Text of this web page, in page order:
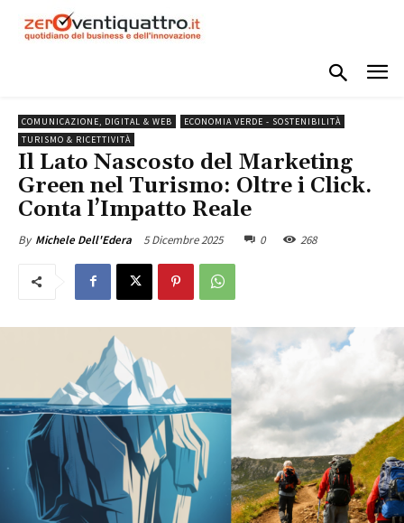
COMUNICAZIONE, DIGITAL & WEB
ECONOMIA VERDE - SOSTENIBILITÀ
TURISMO & RICETTIVITÀ
Il Lato Nascosto del Marketing
Green nel Turismo: Oltre i Click.
Conta l’Impatto Reale
By Michele Dell'Edera 5 Dicembre 2025 0 268